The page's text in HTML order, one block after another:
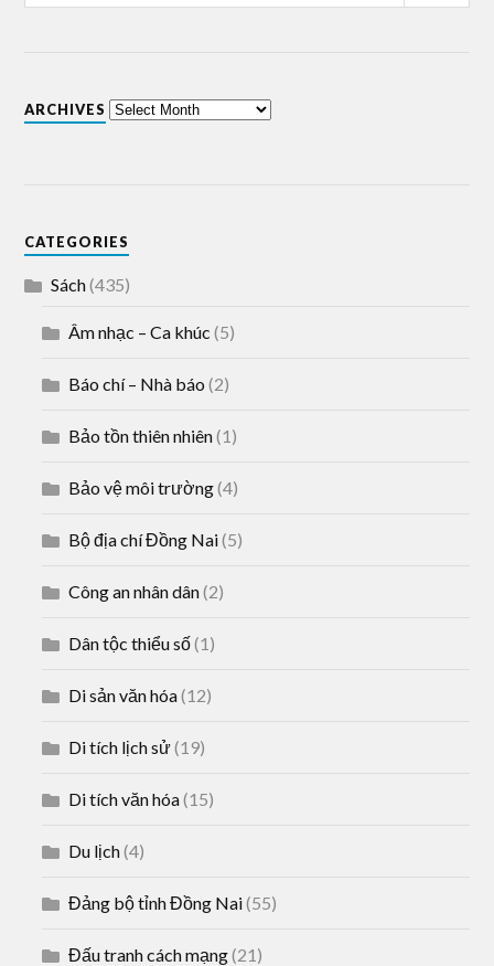
ARCHIVES
CATEGORIES
Sách(435)
Âm nhạc – Ca khúc (5)
Báo chí – Nhà báo (2)
Bảo tồn thiên nhiên(1)
Bảo vệ môi trường(4)
Bộ địa chí Đồng Nai(5)
Công an nhân dân(2)
Dân tộc thiểu số(1)
Di sản văn hóa(12)
Di tích lịch sử(19)
Di tích văn hóa(15)
Du lịch(4)
Đảng bộ tỉnh Đồng Nai(55)
Đấu tranh cách mạng(21)